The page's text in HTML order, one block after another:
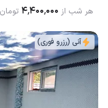
هر شب از ۴٬۴۰۰٬۰۰۰ تومان
آنی (رزرو فوری)